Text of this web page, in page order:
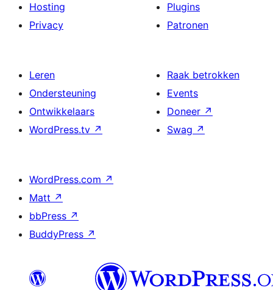
Hosting
Privacy
Plugins
Patronen
Leren
Ondersteuning
Ontwikkelaars
WordPress.tv ↗
Raak betrokken
Events
Doneer ↗
Swag ↗
WordPress.com ↗
Matt ↗
bbPress ↗
BuddyPress ↗